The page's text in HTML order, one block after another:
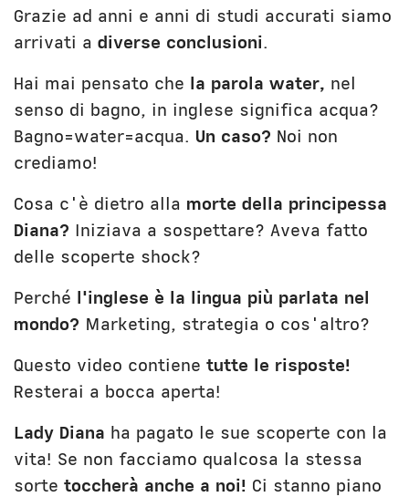
Grazie ad anni e anni di studi accurati siamo
arrivati a diverse conclusioni.
Hai mai pensato che la parola water, nel
senso di bagno, in inglese significa acqua?
Bagno=water=acqua. Un caso? Noi non
crediamo!
Cosa c'è dietro alla morte della principessa
Diana? Iniziava a sospettare? Aveva fatto
delle scoperte shock?
Perché l'inglese è la lingua più parlata nel
mondo? Marketing, strategia o cos'altro?
Questo video contiene tutte le risposte!
Resterai a bocca aperta!
Lady Diana ha pagato le sue scoperte con la
vita! Se non facciamo qualcosa la stessa
sorte toccherà anche a noi! Ci stanno piano